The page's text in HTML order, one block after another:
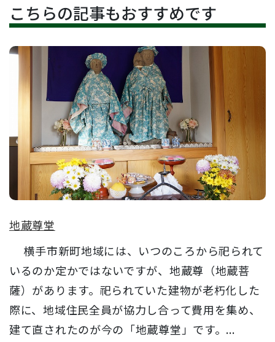
こちらの記事もおすすめです
地蔵尊堂
横手市新町地域には、いつのころから祀られて
いるのか定かではないですが、地蔵尊（地蔵菩
薩）があります。祀られていた建物が老朽化した
際に、地域住民全員が協力し合って費用を集め、
建て直されたのが今の「地蔵尊堂」です。...